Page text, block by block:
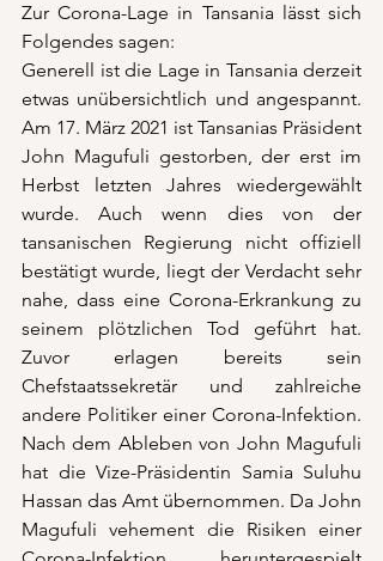
Zur Corona-Lage in Tansania lässt sich
Folgendes sagen:
Generell ist die Lage in Tansania derzeit
etwas unübersichtlich und angespannt.
Am 17. März 2021 ist Tansanias Präsident
John Magufuli gestorben, der erst im
Herbst letzten Jahres wiedergewählt
wurde. Auch wenn dies von der
tansanischen Regierung nicht offiziell
bestätigt wurde, liegt der Verdacht sehr
nahe, dass eine Corona-Erkrankung zu
seinem plötzlichen Tod geführt hat.
Zuvor erlagen bereits sein
Chefstaatssekretär und zahlreiche
andere Politiker einer Corona-Infektion.
Nach dem Ableben von John Magufuli
hat die Vize-Präsidentin Samia Suluhu
Hassan das Amt übernommen. Da John
Magufuli vehement die Risiken einer